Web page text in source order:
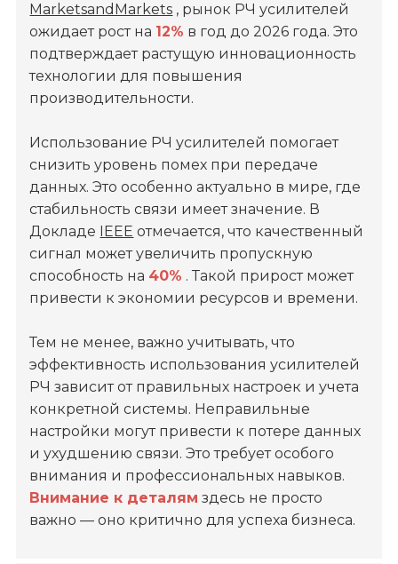
MarketsandMarkets , рынок РЧ усилителей
ожидает рост на 12% в год до 2026 года. Это
подтверждает растущую инновационность
технологии для повышения
производительности.
Использование РЧ усилителей помогает
снизить уровень помех при передаче
данных. Это особенно актуально в мире, где
стабильность связи имеет значение. В
Докладе IEEE отмечается, что качественный
сигнал может увеличить пропускную
способность на 40% . Такой прирост может
привести к экономии ресурсов и времени.
Тем не менее, важно учитывать, что
эффективность использования усилителей
РЧ зависит от правильных настроек и учета
конкретной системы. Неправильные
настройки могут привести к потере данных
и ухудшению связи. Это требует особого
внимания и профессиональных навыков.
Внимание к деталям здесь не просто
важно — оно критично для успеха бизнеса.